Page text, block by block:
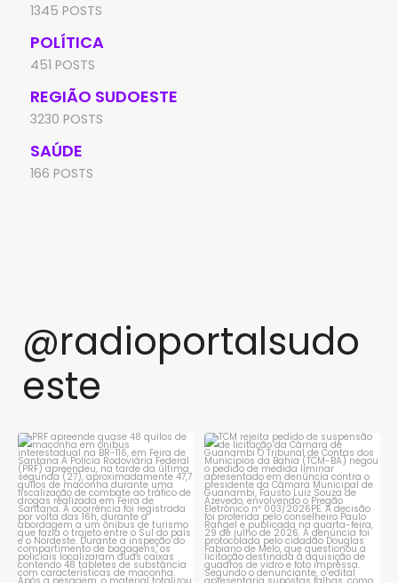
1345 POSTS
POLÍTICA
451 POSTS
REGIÃO SUDOESTE
3230 POSTS
SAÚDE
166 POSTS
@radioportalsudo
este
PRF apreende quase 48 quilos
de maconha em ônibus...
1 0
TCM rejeita pedido de
suspensão de licitação da...
1 0